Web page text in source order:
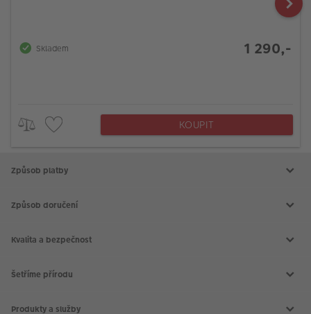
Skladem 1 290,-
KOUPIT
Způsob platby
Způsob doručení
Kvalita a bezpečnost
Šetříme přírodu
Produkty a služby